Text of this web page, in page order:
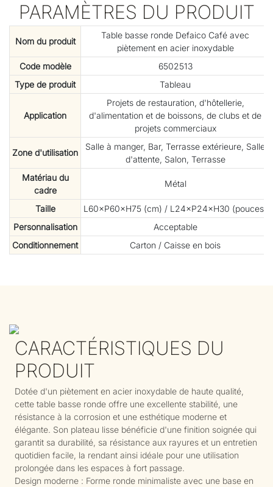
PARAMÈTRES DU PRODUIT
Nom du produit
Table basse ronde Defaico Café avec
piètement en acier inoxydable
Code modèle
6502513
Type de produit
Tableau
Application
Projets de restauration, d'hôtellerie,
d'alimentation et de boissons, de clubs et de
projets commerciaux
Zone d'utilisation
Salle à manger, Bar, Terrasse extérieure, Salle
d'attente, Salon, Terrasse
Matériau du
cadre
Métal
Taille
L60×P60×H75 (cm) / L24×P24×H30 (pouces)
Personnalisation
Acceptable
Conditionnement
Carton / Caisse en bois
CARACTÉRISTIQUES DU
PRODUIT
Dotée d'un piètement en acier inoxydable de haute qualité,
cette table basse ronde offre une excellente stabilité, une
résistance à la corrosion et une esthétique moderne et
élégante. Son plateau lisse bénéficie d'une finition soignée qui
garantit sa durabilité, sa résistance aux rayures et un entretien
quotidien facile, la rendant ainsi idéale pour une utilisation
prolongée dans les espaces à fort passage.
Design moderne : Forme ronde minimaliste avec une base en